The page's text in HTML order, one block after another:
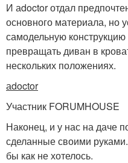
И аdoctor отдал
основного материала, но
самодельную
превращать диван в
нескольких положениях.
аdoctor
Участник FORUMHOUSE
Наконец, и у нас на даче
сделанные своими
бы как не хотелось.